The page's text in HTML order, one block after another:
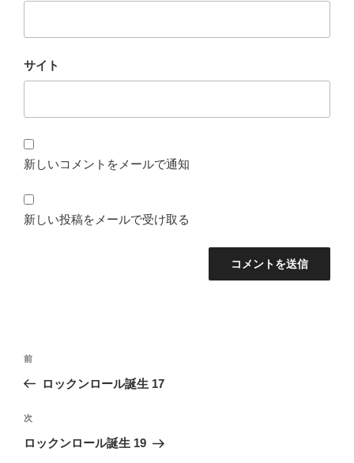
サイト
新しいコメントをメールで通知
新しい投稿をメールで受け取る
投
ナ
ビ
ゲ
前
の
稿
前
ロックンロール誕生 17
次
の
次
ロックンロール誕生 19